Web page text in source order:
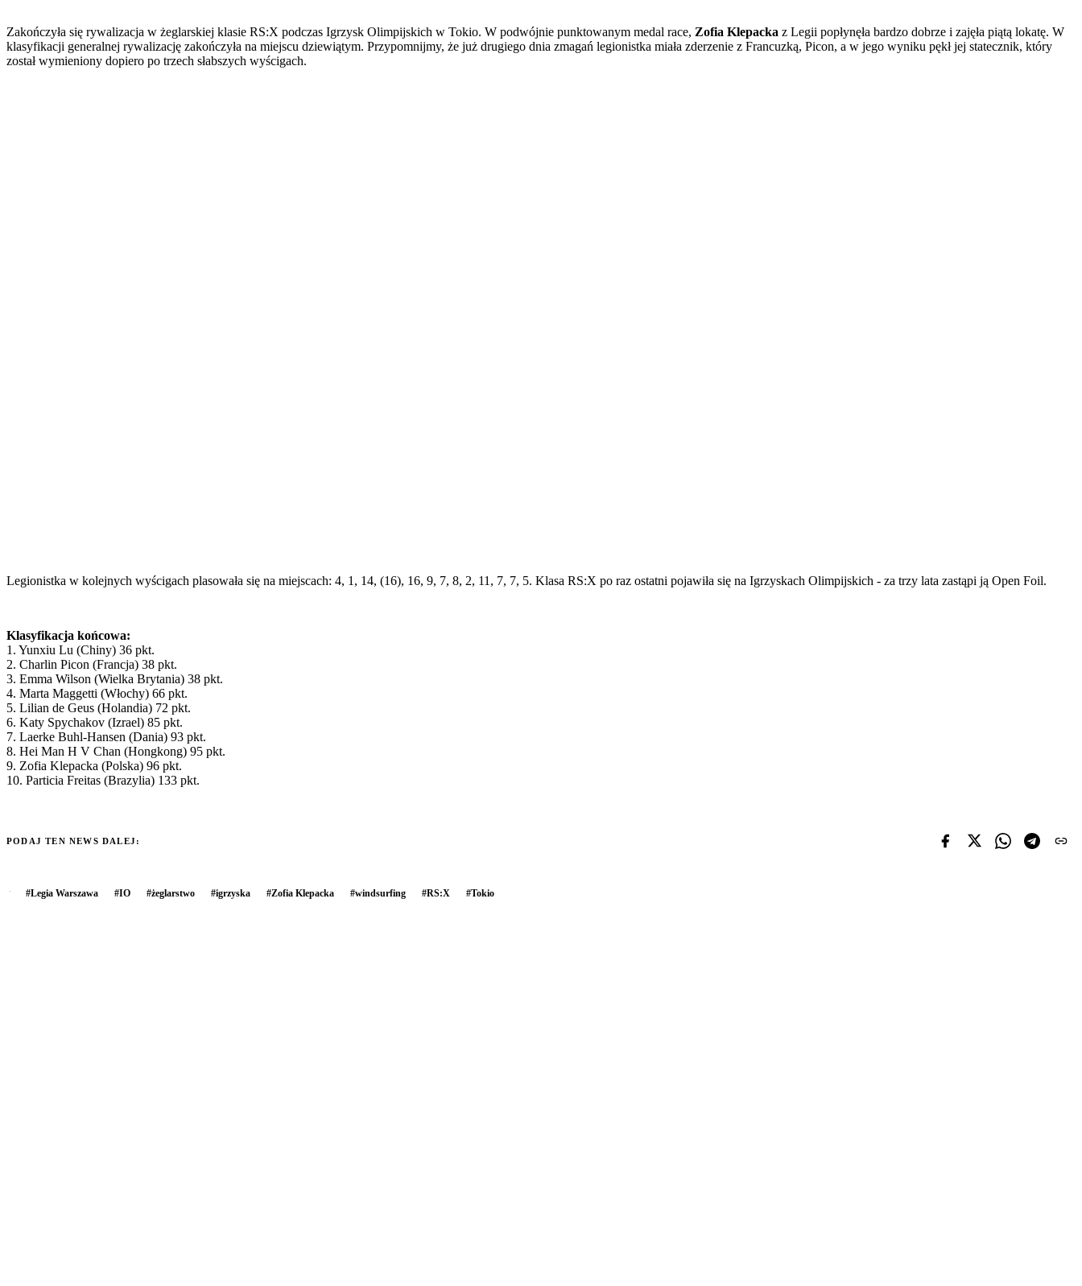
Zakończyła się rywalizacja w żeglarskiej klasie RS:X podczas Igrzysk Olimpijskich w Tokio. W podwójnie punktowanym medal race, Zofia Klepacka z Legii popłynęła bardzo dobrze i zajęła piątą lokatę. W
klasyfikacji generalnej rywalizację zakończyła na miejscu dziewiątym. Przypomnijmy, że już drugiego dnia zmagań legionistka miała zderzenie z Francuzką, Picon, a w jego wyniku pękł jej statecznik, który
został wymieniony dopiero po trzech słabszych wyścigach.
Legionistka w kolejnych wyścigach plasowała się na miejscach: 4, 1, 14, (16), 16, 9, 7, 8, 2, 11, 7, 7, 5. Klasa RS:X po raz ostatni pojawiła się na Igrzyskach Olimpijskich - za trzy lata zastąpi ją Open Foil.
Klasyfikacja końcowa:
1. Yunxiu Lu (Chiny) 36 pkt.
2. Charlin Picon (Francja) 38 pkt.
3. Emma Wilson (Wielka Brytania) 38 pkt.
4. Marta Maggetti (Włochy) 66 pkt.
5. Lilian de Geus (Holandia) 72 pkt.
6. Katy Spychakov (Izrael) 85 pkt.
7. Laerke Buhl-Hansen (Dania) 93 pkt.
8. Hei Man H V Chan (Hongkong) 95 pkt.
9. Zofia Klepacka (Polska) 96 pkt.
10. Particia Freitas (Brazylia) 133 pkt.
PODAJ TEN NEWS DALEJ:
#Legia Warszawa #IO #żeglarstwo #igrzyska #Zofia Klepacka #windsurfing #RS:X #Tokio